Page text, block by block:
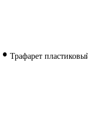
• Трафарет